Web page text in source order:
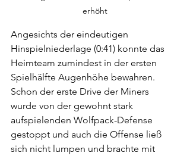
erhöht
Angesichts der eindeutigen
Hinspielniederlage (0:41) konnte das
Heimteam zumindest in der ersten
Spielhälfte Augenhöhe bewahren.
Schon der erste Drive der Miners
wurde von der gewohnt stark
aufspielenden Wolfpack-Defense
gestoppt und auch die Offense ließ
sich nicht lumpen und brachte mit